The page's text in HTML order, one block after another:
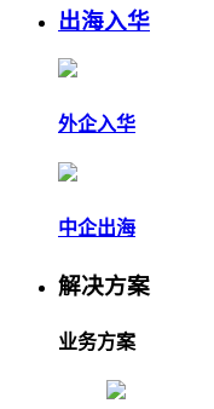
出海入华
外企入华
中企出海
解决方案
业务方案